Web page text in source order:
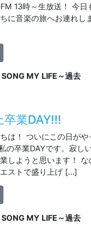
13時～生放送！ 今日
に音楽の旅へお連れ
MY LIFE～過去
業DAY!!!
は！ ついにこの日が
の卒業DAYです。寂し
しようと思います！
ストで盛り上げ […]
MY LIFE～過去